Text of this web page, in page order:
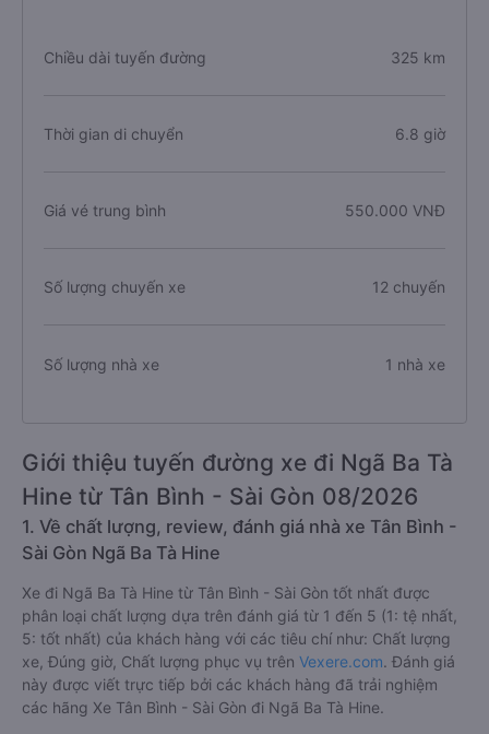
Chiều dài tuyến đường 325 km
Thời gian di chuyển 6.8 giờ
Giá vé trung bình 550.000 VNĐ
Số lượng chuyến xe 12 chuyến
Số lượng nhà xe 1 nhà xe
Giới thiệu tuyến đường xe đi Ngã Ba Tà
Hine từ Tân Bình - Sài Gòn 08/2026
1. Về chất lượng, review, đánh giá nhà xe Tân Bình -
Sài Gòn Ngã Ba Tà Hine
Xe đi Ngã Ba Tà Hine từ Tân Bình - Sài Gòn tốt nhất được
phân loại chất lượng dựa trên đánh giá từ 1 đến 5 (1: tệ nhất,
5: tốt nhất) của khách hàng với các tiêu chí như: Chất lượng
xe, Đúng giờ, Chất lượng phục vụ trên Vexere.com. Đánh giá
này được viết trực tiếp bởi các khách hàng đã trải nghiệm
các hãng Xe Tân Bình - Sài Gòn đi Ngã Ba Tà Hine.